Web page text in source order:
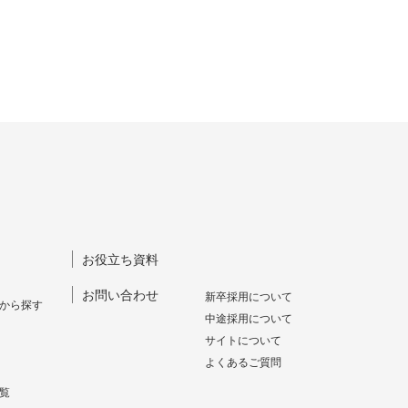
ら探す
お役立ち資料
お問い合わせ
新卒採⽤について
中途採⽤について
サイトについて
よくあるご質問